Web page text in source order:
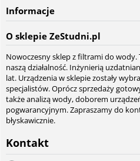
Informacje
O sklepie ZeStudni.pl
Nowoczesny sklep z filtrami do wody.
naszą działalność. Inżynierią
lat. Urządzenia w sklepie zostały
specjalistów. Oprócz sprzedaży
także analizą wody, doborem
pogwarancyjnym. Zapraszamy do
błyskawicznie.
Kontakt